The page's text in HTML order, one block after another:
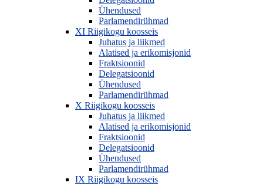
Ühendused
Parlamendirühmad
XI Riigikogu koosseis
Juhatus ja liikmed
Alatised ja erikomisjonid
Fraktsioonid
Delegatsioonid
Ühendused
Parlamendirühmad
X Riigikogu koosseis
Juhatus ja liikmed
Alatised ja erikomisjonid
Fraktsioonid
Delegatsioonid
Ühendused
Parlamendirühmad
IX Riigikogu koosseis